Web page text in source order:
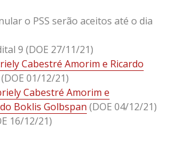
o PSS serão aceitos até o dia
9 (DOE 27/11/21)
Cabestré Amorim e Ricardo
(DOE 01/12/21)
Cabestré Amorim e
Boklis Golbspan (DOE 04/12/21)
16/12/21)